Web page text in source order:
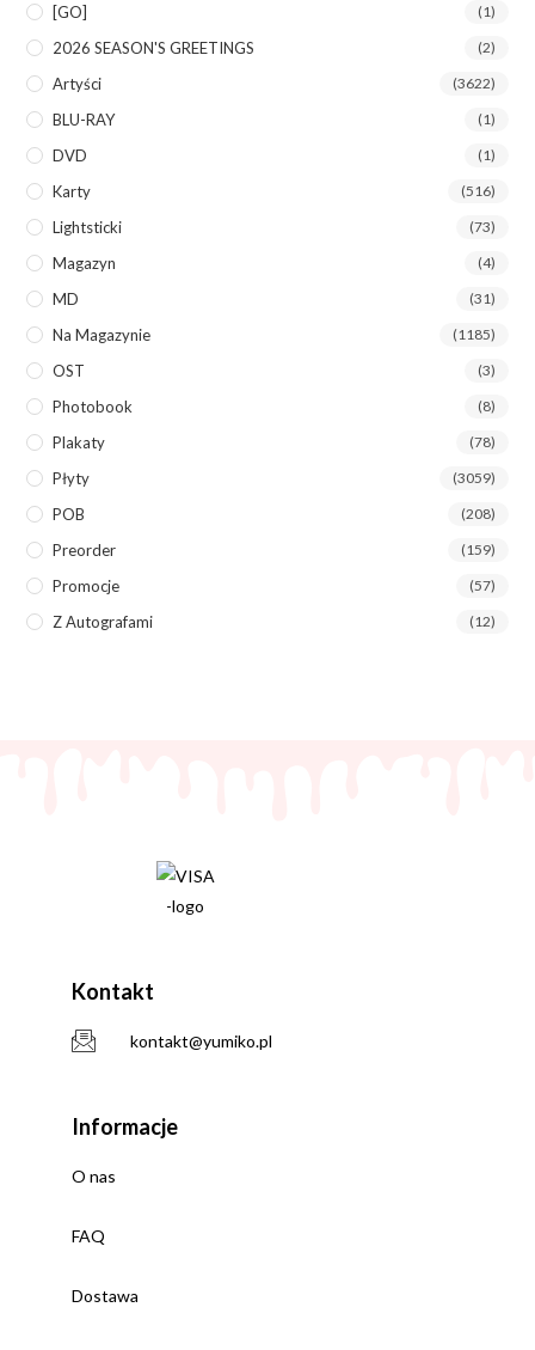
[GO] (1)
2026 SEASON'S GREETINGS (2)
Artyści (3622)
BLU-RAY (1)
DVD (1)
Karty (516)
Lightsticki (73)
Magazyn (4)
MD (31)
Na Magazynie (1185)
OST (3)
Photobook (8)
Plakaty (78)
Płyty (3059)
POB (208)
Preorder (159)
Promocje (57)
Z Autografami (12)
Kontakt
kontakt@yumiko.pl
Informacje
O nas
FAQ
Dostawa